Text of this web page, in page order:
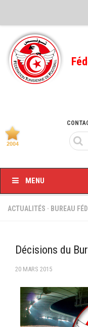
Feuille de match
FMI – 2022/2023
Ligue I – 2022/2023
Ligue I – 2020/2021
Ligue I – 2019/2020
Feuilles de match 2018/
Feuille de match 2017/
–Ligue I–
–Ligue II–
Feuille de match 2016/
-Ligue I-
MENU
ACTUALITÉS · BUREAU
Décisions du
20 MARS 2015